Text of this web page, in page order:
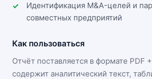
Идентификация M&A-целей и
совместных предприятий
Как пользоваться
Отчёт поставляется в формате PDF
содержит аналитический текст,